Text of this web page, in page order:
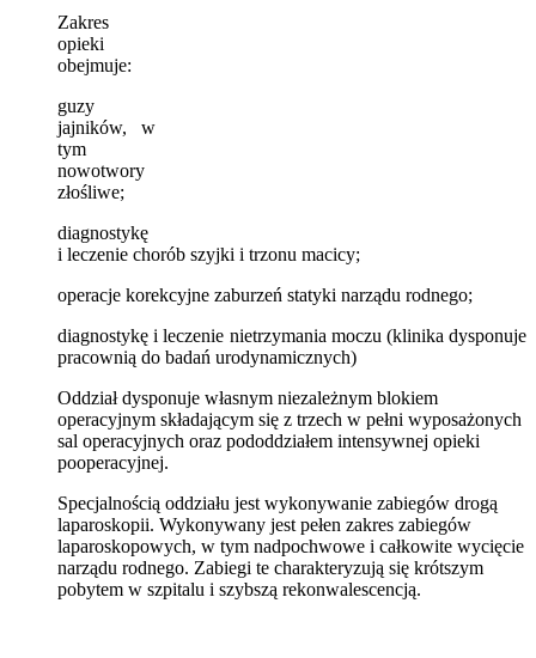
Zakres
opieki
obejmuje:
guzy
jajników, w
tym
nowotwory
złośliwe;
diagnostykę
i leczenie chorób szyjki i trzonu macicy;
operacje korekcyjne zaburzeń statyki narządu rodnego;
diagnostykę i leczenie nietrzymania moczu (klinika dysponuje
pracownią do badań urodynamicznych)
Oddział dysponuje własnym niezależnym blokiem
operacyjnym składającym się z trzech w pełni wyposażonych
sal operacyjnych oraz pododdziałem intensywnej opieki
pooperacyjnej.
Specjalnością oddziału jest wykonywanie zabiegów drogą
laparoskopii. Wykonywany jest pełen zakres zabiegów
laparoskopowych, w tym nadpochwowe i całkowite wycięcie
narządu rodnego. Zabiegi te charakteryzują się krótszym
pobytem w szpitalu i szybszą rekonwalescencją.